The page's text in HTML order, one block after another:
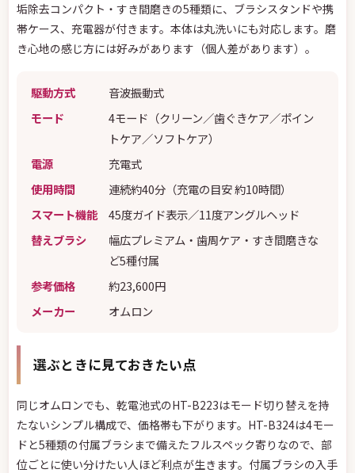
垢除去コンパクト・すき間磨きの5種類に、ブラシスタンドや携
帯ケース、充電器が付きます。本体は丸洗いにも対応します。磨
き心地の感じ方には好みがあります（個人差があります）。
駆動方式
音波振動式
モード
4モード（クリーン／歯ぐきケア／ポイン
トケア／ソフトケア）
電源
充電式
使用時間
連続約40分（充電の目安 約10時間）
スマート機能
45度ガイド表示／11度アングルヘッド
替えブラシ
幅広プレミアム・歯周ケア・すき間磨きな
ど5種付属
参考価格
約23,600円
メーカー
オムロン
選ぶときに見ておきたい点
同じオムロンでも、乾電池式のHT-B223はモード切り替えを持
たないシンプル構成で、価格帯も下がります。HT-B324は4モー
ドと5種類の付属ブラシまで備えたフルスペック寄りなので、部
位ごとに使い分けたい人ほど利点が生きます。付属ブラシの入手